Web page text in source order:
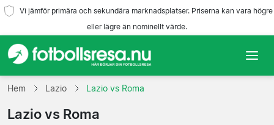
Vi jämför primära och sekundära marknadsplatser. Priserna kan vara högre
eller lägre än nominellt värde.
Hem
Lag
Hem Lazio Lazio vs Roma
Lazio vs Roma